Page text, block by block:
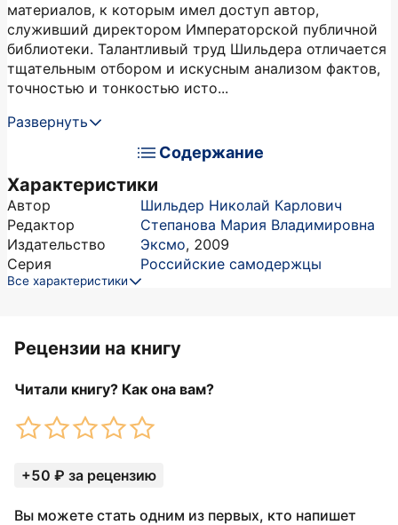
материалов, к которым имел доступ автор,
служивший директором Императорской публичной
библиотеки. Талантливый труд Шильдера отличается
тщательным отбором и искусным анализом фактов,
точностью и тонкостью исто...
Развернуть
Содержание
Характеристики
Автор
Шильдер Николай Карлович
Редактор
Степанова Мария Владимировна
Издательство
Эксмо, 2009
Серия
Российские самодержцы
Все характеристики
Рецензии на книгу
Читали книгу? Как она вам?
+50 ₽ за рецензию
Вы можете стать одним из первых, кто напишет